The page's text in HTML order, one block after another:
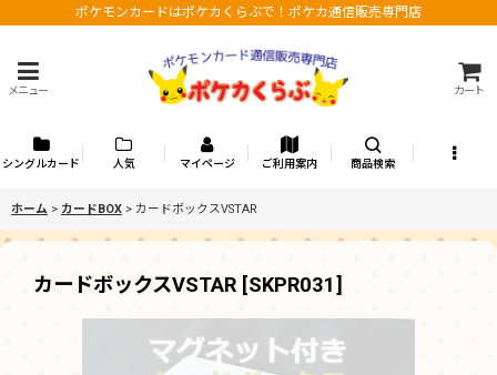
ポケモンカードはポケカくらぶで！ポケカ通信販売専門店
メニュー カート
シングルカード 人気 マイページ ご利用案内 商品検索
ホーム > カードBOX > カードボックスVSTAR
カードボックスVSTAR [SKPR031]